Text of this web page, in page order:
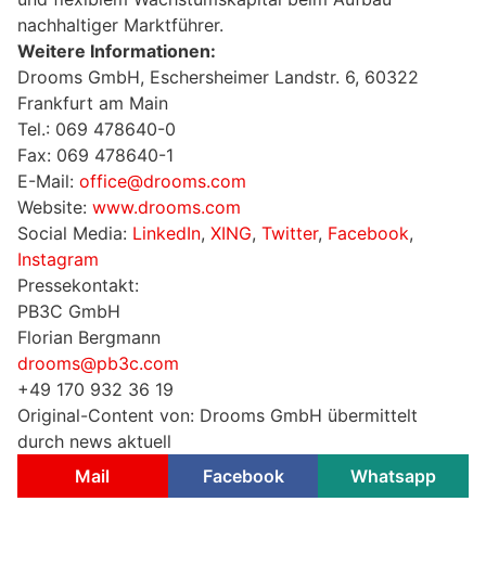
nachhaltiger Marktführer.
Weitere Informationen:
Drooms GmbH, Eschersheimer Landstr. 6, 60322
Frankfurt am Main
Tel.: 069 478640-0
Fax: 069 478640-1
E-Mail: office@drooms.com
Website: www.drooms.com
Social Media: LinkedIn, XING, Twitter, Facebook,
Instagram
Pressekontakt:
PB3C GmbH
Florian Bergmann
drooms@pb3c.com
+49 170 932 36 19
Original-Content von: Drooms GmbH übermittelt
durch news aktuell
Mail
Facebook Whatsapp